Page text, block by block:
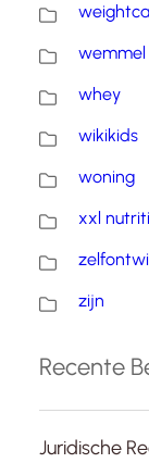
wemmel
whey
wikikids
woning
xxl
zijn
Recente
Juridische